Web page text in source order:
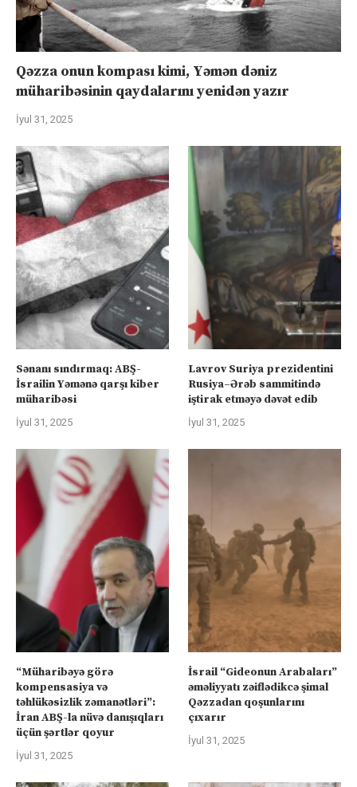
Qəzza onun kompası kimi, Yəmən dəniz
müharibəsinin qaydalarını yenidən yazır
İyul 31, 2025
Sənanı sındırmaq: ABŞ-
İsrailin Yəmənə qarşı kiber
müharibəsi
İyul 31, 2025
Lavrov Suriya prezidentini
Rusiya–Ərəb sammitində
iştirak etməyə dəvət edib
İyul 31, 2025
“Müharibəyə görə
kompensasiya və
təhlükəsizlik zəmanətləri”:
İran ABŞ-la nüvə danışıqları
üçün şərtlər qoyur
İyul 31, 2025
İsrail “Gideonun Arabaları”
əməliyyatı zəiflədikcə şimal
Qəzzadan qoşunlarını
çıxarır
İyul 31, 2025